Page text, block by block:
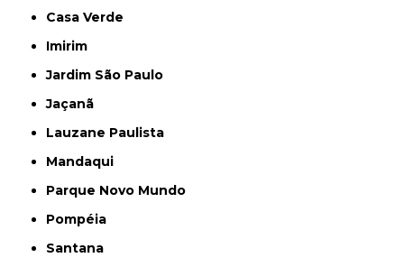
Casa Verde
Imirim
Jardim São Paulo
Jaçanã
Lauzane Paulista
Mandaqui
Parque Novo Mundo
Pompéia
Santana